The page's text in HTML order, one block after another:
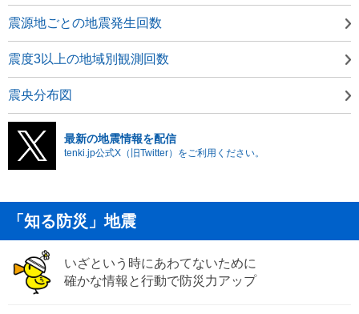
震源地ごとの地震発生回数
震度3以上の地域別観測回数
震央分布図
最新の地震情報を配信
tenki.jp公式X（旧Twitter）をご利用ください。
「知る防災」地震
いざという時にあわてないために
確かな情報と行動で防災力アップ